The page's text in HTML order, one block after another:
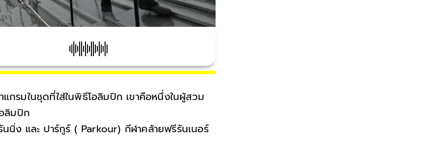
กรมในชุดที่ใส่ในพิธีโอลิมปิก เขาคือหนึ่งในผู้สวม
ลิมปิก
นิ่ง และ ปาร์กูร์ ( Parkour) กีฬาคล้ายฟรีรันเนอร์